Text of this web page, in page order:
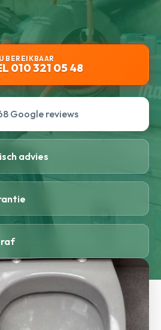
BEREIKBAAR
010 321 05 48
Google reviews
advies